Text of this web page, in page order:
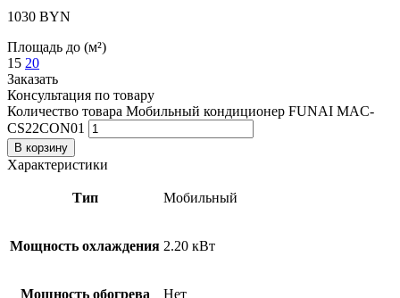
1030 BYN
Площадь до (м²)
15 20
Заказать
Консультация по товару
Количество товара Мобильный кондиционер FUNAI MAC-
CS22CON01
В корзину
Характеристики
Тип Мобильный
Мощность охлаждения 2.20 кВт
Мощность обогрева Нет